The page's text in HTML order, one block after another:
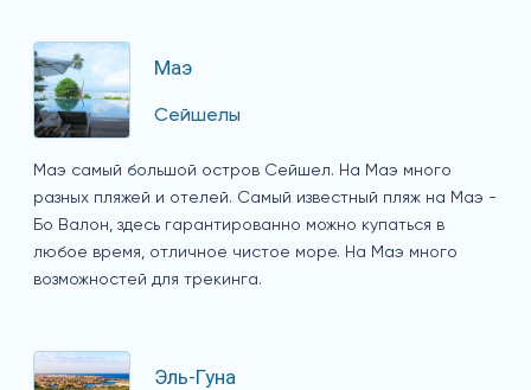
Маэ
Сейшелы
Маэ самый большой остров Сейшел. На Маэ много
разных пляжей и отелей. Самый известный пляж на Маэ -
Бо Валон, здесь гарантированно можно купаться в
любое время, отличное чистое море. На Маэ много
возможностей для трекинга.
Эль-Гуна